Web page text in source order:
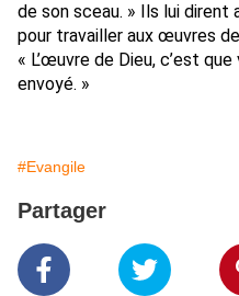
de son sceau. » Ils lui dirent
pour travailler aux œuvres
« L’œuvre de Dieu, c’est
envoyé. »
#Evangile
Partager